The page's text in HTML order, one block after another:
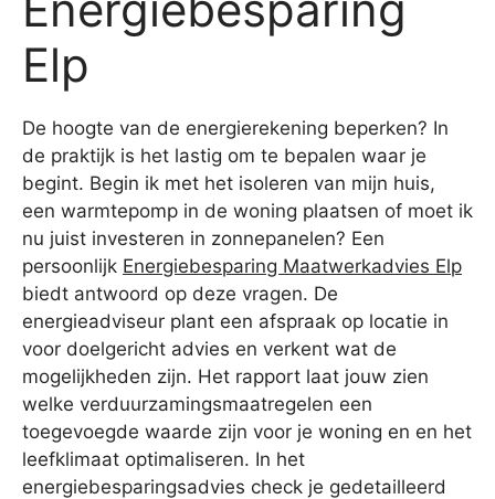
Elp
De hoogte van de energierekening beperken? In
de praktijk is het lastig om te bepalen waar je
begint. Begin ik met het isoleren van mijn huis,
een warmtepomp in de woning plaatsen of moet ik
nu juist investeren in zonnepanelen? Een
persoonlijk Energiebesparing Maatwerkadvies Elp
biedt antwoord op deze vragen. De
energieadviseur plant een afspraak op locatie in
voor doelgericht advies en verkent wat de
mogelijkheden zijn. Het rapport laat jouw zien
welke verduurzamingsmaatregelen een
toegevoegde waarde zijn voor je woning en en het
leefklimaat optimaliseren. In het
energiebesparingsadvies check je gedetailleerd